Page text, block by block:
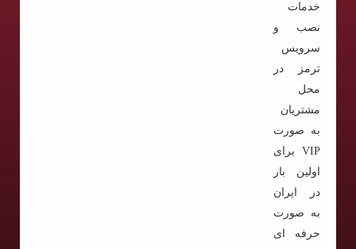
خدمات
نصب و
سرویس
ترمز در
محل
مشتریان
به صورت
VIP برای
اولین بار
در ایران
به صورت
حرفه ای